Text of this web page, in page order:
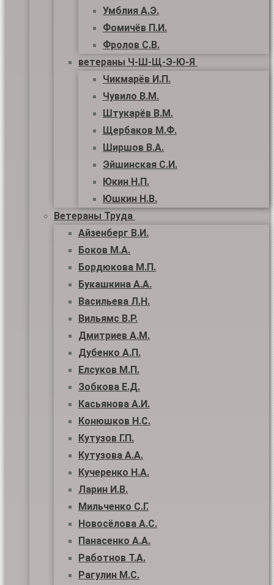
Умблия А.Э.
Фомичёв П.И.
Фролов С.В.
ветераны Ч-Ш-Щ-Э-Ю-Я
Чикмарёв И.П.
Чувило В.М.
Штукарёв В.М.
Щербаков М.Ф.
Ширшов В.А.
Эйшинская С.И.
Юкин Н.П.
Юшкин Н.В.
Ветераны Труда
Айзенберг В.И.
Боков М.А.
Бордюкова М.П.
Букашкина А.А.
Васильева Л.Н.
Вильямс В.Р.
Дмитриев А.М.
Дубенко А.П.
Елсуков М.П.
Зобкова Е.Д.
Касьянова А.И.
Конюшков Н.С.
Кутузов Г.П.
Кутузова А.А.
Кучеренко Н.А.
Ларин И.В.
Мильченко С.Г.
Новосёлова А.С.
Панасенко А.А.
Работнов Т.А.
Рагулин М.С.